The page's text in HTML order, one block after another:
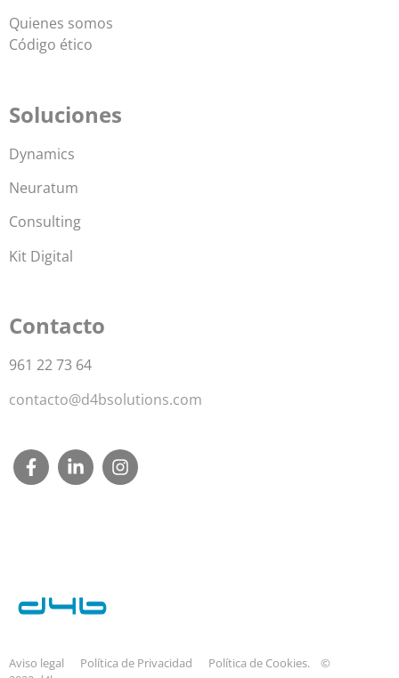
Quienes somos
Código ético
Soluciones
Dynamics
Neuratum
Consulting
Kit Digital
Contacto
961 22 73 64
contacto@d4bsolutions.com
Aviso legal Política de Privacidad Política de Cookies.
©